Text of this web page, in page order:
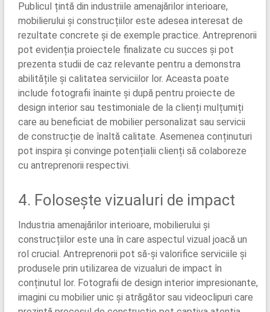
Publicul țintă din industriile amenajărilor interioare,
mobilierului și construcțiilor este adesea interesat de
rezultate concrete și de exemple practice. Antreprenorii
pot evidenția proiectele finalizate cu succes și pot
prezenta studii de caz relevante pentru a demonstra
abilitățile și calitatea serviciilor lor. Aceasta poate
include fotografii înainte și după pentru proiecte de
design interior sau testimoniale de la clienți mulțumiți
care au beneficiat de mobilier personalizat sau servicii
de construcție de înaltă calitate. Asemenea conținuturi
pot inspira și convinge potențialii clienți să colaboreze
cu antreprenorii respectivi.
4. Folosește vizualuri de impact
Industria amenajărilor interioare, mobilierului și
construcțiilor este una în care aspectul vizual joacă un
rol crucial. Antreprenorii pot să-și valorifice serviciile și
produsele prin utilizarea de vizualuri de impact în
conținutul lor. Fotografii de design interior impresionante,
imagini cu mobilier unic și atrăgător sau videoclipuri care